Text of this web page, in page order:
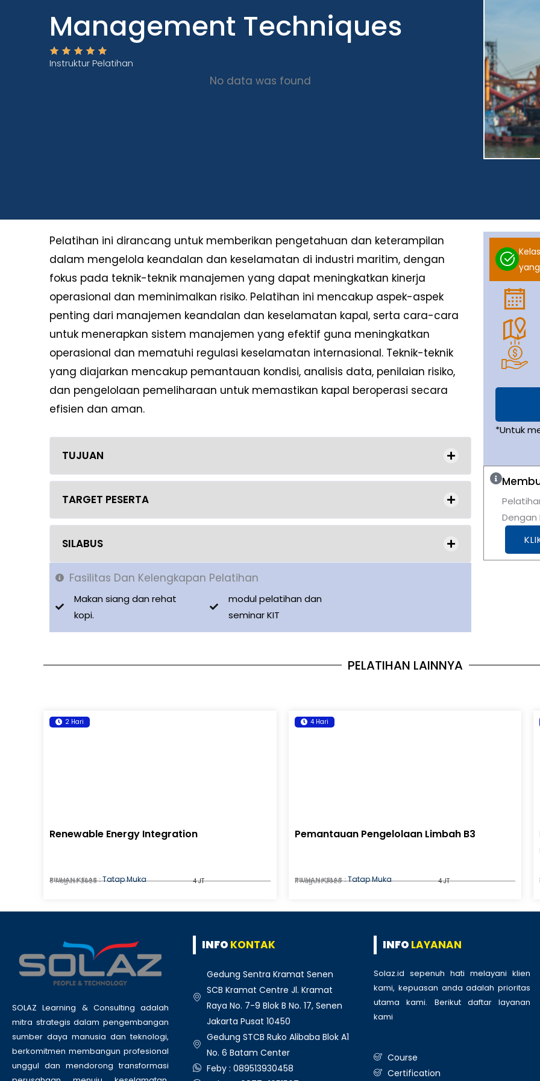
Management Techniques
Instruktur Pelatihan
No data was found
Pelatihan ini dirancang untuk memberikan pengetahuan dan keterampilan
dalam mengelola keandalan dan keselamatan di industri maritim, dengan
fokus pada teknik-teknik manajemen yang dapat meningkatkan kinerja
operasional dan meminimalkan risiko. Pelatihan ini mencakup aspek-aspek
penting dari manajemen keandalan dan keselamatan kapal, serta cara-cara
untuk menerapkan sistem manajemen yang efektif guna meningkatkan
operasional dan mematuhi regulasi keselamatan internasional. Teknik-teknik
yang diajarkan mencakup pemantauan kondisi, analisis data, penilaian risiko,
dan pengelolaan pemeliharaan untuk memastikan kapal beroperasi secara
efisien dan aman.
TUJUAN
TARGET PESERTA
SILABUS
Fasilitas Dan Kelengkapan Pelatihan
Makan siang dan rehat
kopi.
modul pelatihan dan
seminar KIT
*Untuk
Dengan
PELATIHAN LAINNYA
2 Hari
Renewable Energy Integration
PILIHAN KELAS :Tatap Muka
8 August 2026 4 JT
4 Hari
Pemantauan Pengelolaan Limbah B3
PILIHAN KELAS :Tatap Muka
11 August 2026 4 JT
SOLAZ Learning & Consulting adalah
mitra strategis dalam pengembangan
sumber daya manusia dan teknologi,
berkomitmen membangun profesional
unggul dan mendorong transformasi
INFO KONTAK
Gedung Sentra Kramat Senen
SCB Kramat Centre Jl. Kramat
Raya No. 7-9 Blok B No. 17, Senen
Jakarta Pusat 10450
Gedung STCB Ruko Alibaba Blok A1
No. 6 Batam Center
Feby : 089513930458
INFO LAYANAN
Solaz.id sepenuh hati melayani klien
kami, kepuasan anda adalah prioritas
utama kami. Berikut daftar layanan
kami
Course
Certification